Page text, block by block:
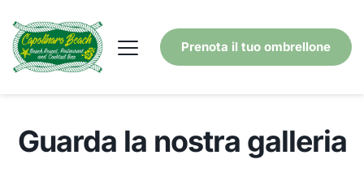
Prenota il tuo ombrellone
Guarda la nostra galleria